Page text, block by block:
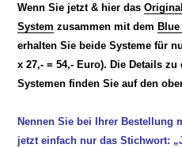
Wenn Sie jetzt & hier das
System zusammen mit dem
erhalten Sie beide Systeme für
x 27,- = 54,- Euro). Die Details zu
Systemen finden Sie auf den
Nennen Sie bei Ihrer Bestellung
jetzt einfach nur das Stichwort: